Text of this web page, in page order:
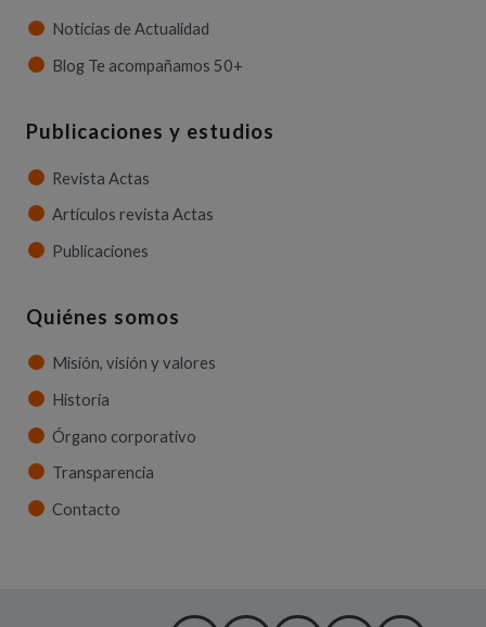
Noticias de Actualidad
Blog Te acompañamos 50+
Publicaciones y estudios
Revista Actas
Artículos revista Actas
Publicaciones
Quiénes somos
Misión, visión y valores
Historia
Órgano corporativo
Transparencia
Contacto